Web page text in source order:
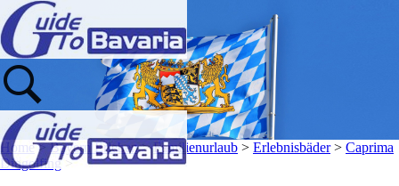
Home>Bayern Erleben>Familienurlaub > Erlebnisbäder> Caprima
Dingolfing>